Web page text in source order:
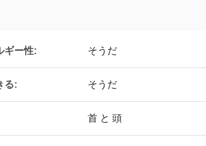
ギー性: そうだ
る: そうだ
首 と 頭